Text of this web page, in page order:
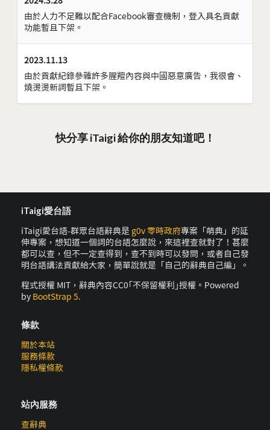
由於人力不足難以配合Facebook審查機制，登入具名貢獻
功能暫且下架。
2023.11.13
由於貢獻紀錄參雜許多腥羶內容與中國惡意廣告，我很會、
燒燙燙新詞暫且下架。
快分享 iTaigi 給你的朋友知道吧！
iTaigi愛台語
iTaigi愛台語-群眾台語辭典是 g0v 零時政府專案「萌典」的延
伸專案，想知道一個詞的台語怎麼說，來這裡查就對了！甚麼
都可以查，但不一定查得到，查不到時可以發問，或者自己發
明台語講法貢獻給大家，簡單說就是「自己的辭典自己編」。
程式授權 MIT，辭典內容CC0｢不保留權利｣授權。Powered
by BootStrap 5.
條款
關於本站
服務條款
隱私權條款
站內服務
查辭典